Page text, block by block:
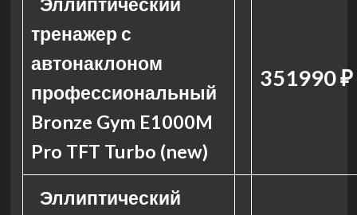
тренажер с
автонаклоном
профессиональный
Bronze Gym E1000M
Pro TFT Turbo (new)
351990 ₽
Эллиптический